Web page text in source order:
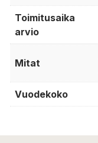
Toimitusaika
arvio
Mitat
Vuodekoko